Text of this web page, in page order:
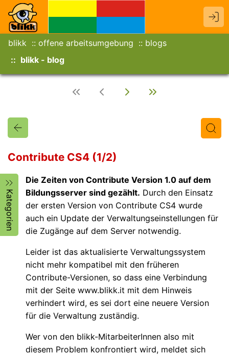
blikk offene arbeitsumgebung
blogs
blikk - blog
Titel Text Autor/in
Contribute CS4 (1/2)
Kategorien
Die Zeiten von Contribute Version 1.0 auf dem
Bildungsserver sind gezählt. Durch den Einsatz
der ersten Version von Contribute CS4 wurde
auch ein Update der Verwaltungseinstellungen für
die Zugänge auf dem Server notwendig.
Leider ist das aktualisierte Verwaltungssystem
nicht mehr kompatibel mit den früheren
Contribute-Versionen, so dass eine Verbindung
mit der Seite www.blikk.it mit dem Hinweis
verhindert wird, es sei dort eine neuere Version
für die Verwaltung zuständig.
Wer von den blikk-MitarbeiterInnen also mit
diesem Problem konfrontiert wird, meldet sich